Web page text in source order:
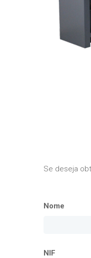
Se deseja
Nome
NIF